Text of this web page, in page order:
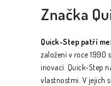
Značka
Quick-Step patří
založení v roce 1990
inovací. Quick-Step
vlastnostmi. V jejich